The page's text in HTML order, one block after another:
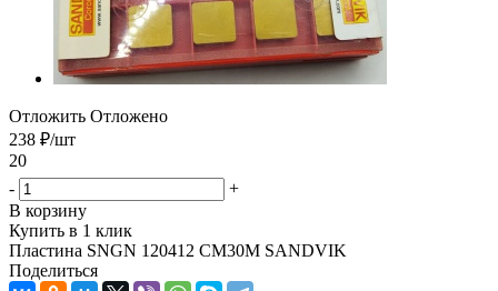
Отложить Отложено
238 ₽/шт
20
-
+
В корзину
Купить в 1 клик
Пластина SNGN 120412 CM30M SANDVIK
Поделиться